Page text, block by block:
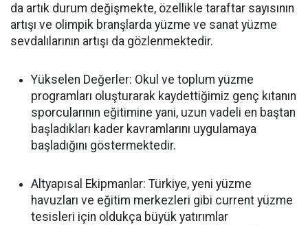
da artık durum değişmekte, özellikle taraftar sayısının
artışı ve olimpik branşlarda yüzme ve sanat yüzme
sevdalılarının artışı da gözlenmektedir.
Yükselen Değerler: Okul ve toplum yüzme
programları oluşturarak kaydettiğimiz genç kıtanın
sporcularının eğitimine yani, uzun vadeli en baştan
başladıkları kader kavramlarını uygulamaya
başladığını göstermektedir.
Altyapısal Ekipmanlar: Türkiye, yeni yüzme
havuzları ve eğitim merkezleri gibi current yüzme
tesisleri için oldukça büyük yatırımlar